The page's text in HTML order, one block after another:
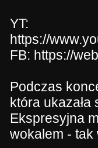
YT:
https://
FB: https://
Podczas
która
Ekspresyjna
wokalem -